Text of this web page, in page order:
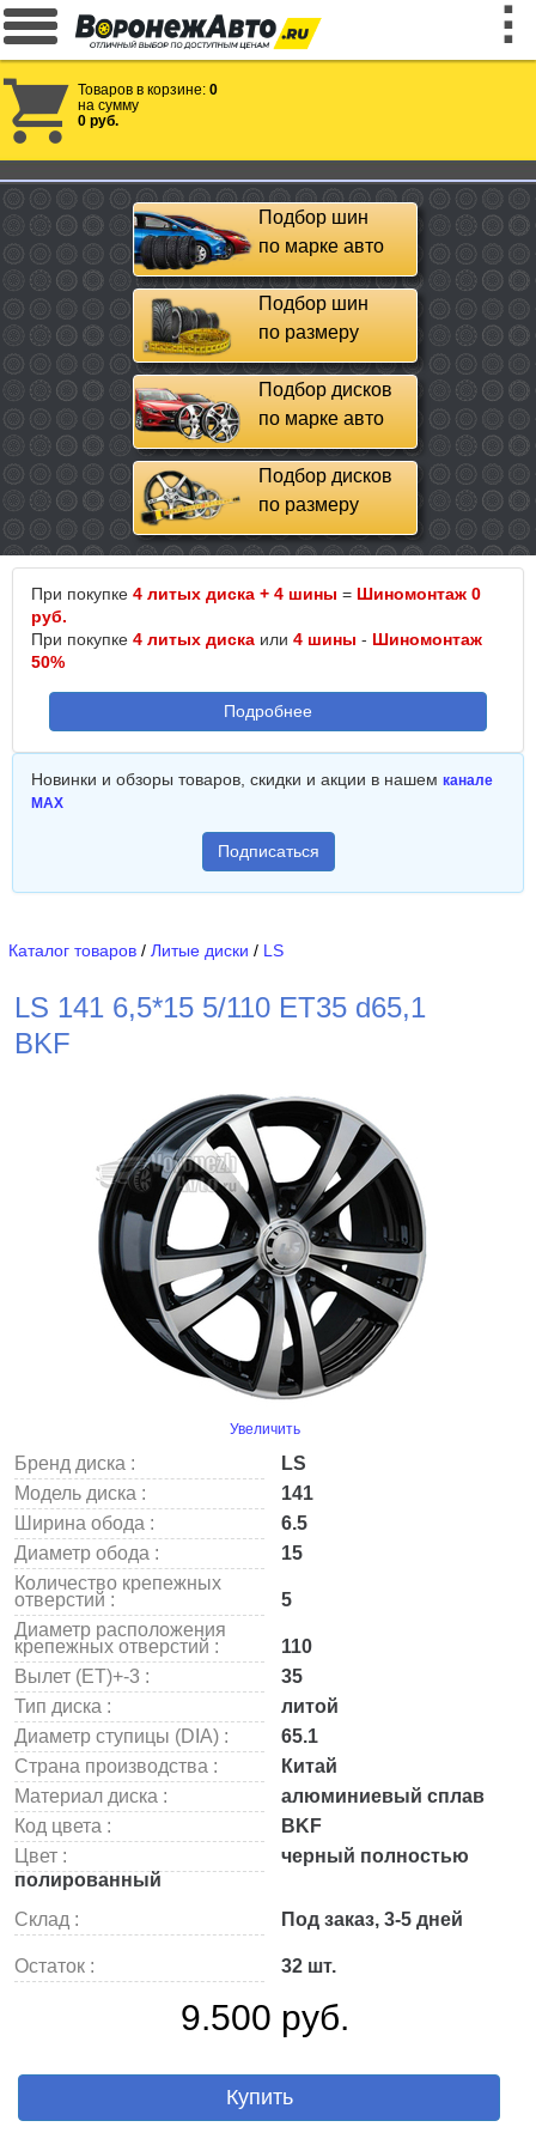
Товаров в корзине: 0
на сумму
0 руб.
Подбор шин
по марке авто
Подбор шин
по размеру
Подбор дисков
по марке авто
Подбор дисков
по размеру
При покупке 4 литых диска + 4 шины = Шиномонтаж 0
руб.
При покупке 4 литых диска или 4 шины - Шиномонтаж
50%
Подробнее
Новинки и обзоры товаров, скидки и акции в нашем канале
MAX
Подписаться
Каталог товаров / Литые диски / LS
LS 141 6,5*15 5/110 ET35 d65,1
BKF
Увеличить
Бренд диска :
LS
Модель диска :
141
Ширина обода :
6.5
Диаметр обода :
15
Количество крепежных
отверстий :
5
Диаметр расположения
крепежных отверстий :
110
Вылет (ET)+-3 :
35
Тип диска :
литой
Диаметр ступицы (DIA) :
65.1
Страна производства :
Китай
Материал диска :
алюминиевый сплав
Код цвета :
BKF
Цвет :
черный полностью
полированный
Склад :
Под заказ, 3-5 дней
Остаток : 32 шт.
9.500 руб.
Купить